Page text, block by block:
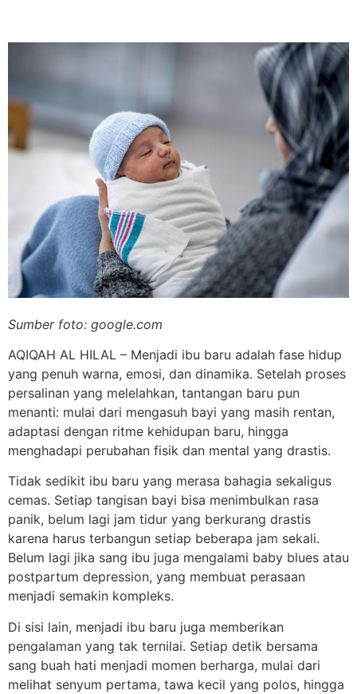
Sumber foto: google.com
AQIQAH AL HILAL – Menjadi ibu baru adalah fase hidup
yang penuh warna, emosi, dan dinamika. Setelah proses
persalinan yang melelahkan, tantangan baru pun
menanti: mulai dari mengasuh bayi yang masih rentan,
adaptasi dengan ritme kehidupan baru, hingga
menghadapi perubahan fisik dan mental yang drastis.
Tidak sedikit ibu baru yang merasa bahagia sekaligus
cemas. Setiap tangisan bayi bisa menimbulkan rasa
panik, belum lagi jam tidur yang berkurang drastis
karena harus terbangun setiap beberapa jam sekali.
Belum lagi jika sang ibu juga mengalami baby blues atau
postpartum depression, yang membuat perasaan
menjadi semakin kompleks.
Di sisi lain, menjadi ibu baru juga memberikan
pengalaman yang tak ternilai. Setiap detik bersama
sang buah hati menjadi momen berharga, mulai dari
melihat senyum pertama, tawa kecil yang polos, hingga